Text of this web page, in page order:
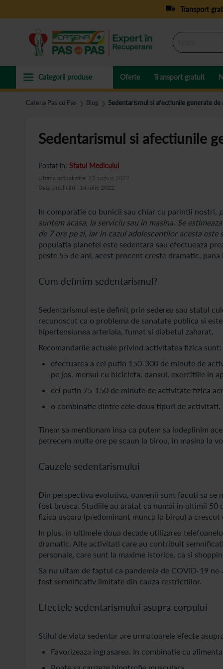
Transport
Oferte Transport gratuit
Catena Pas cu Pas ❯ Blog ❯ Sedentarismul si afectiunile generate de
Sedentarismul si afectiunile
Postat in: Sfatul Medicului
Data publicării: 14 iulie 2022
Ultima actualizare: 23 august 2022
In comparatie cu bunicii sau chiar cu parintii nostri,
suntem acasa, la serviciu sau in masina. Se
de 7 ore pe zi, iar in cazul adolescentilor acesta este
populatia planetei este sedentara sau efectueaza
peste 55 de ani, acest procent creste dramatic, pana
Cum definim sedentarismul?
Sedentarismul este definit prin sederea sau statul
recunoscut ca o problema de sanatate publica si
hipertensiunea arteriala, fumat si diabetul zaharat.
Recomandarile actuale privind activitatea fizica sunt:
efectuarea a cel putin 150-300 de minute de
pe jos, mersul cu bicicleta, dansul, exercitiile in
cel putin 75-150 de minute de activitate fizica
o combinatie dintre cele doua tipuri de activitati.
Tinem sa mentionam insa ca putem sa indeplinim
petrecem multe ore pe scaun la birou, in masina la
Cauzele sedentarismului
Din perspectiva evolutiva, oamenii sunt facuti sa se
fost brusca. Studiile au aratat ca numai in ultimii 50
fizica usoara (predominant munca la birou) a
In plus, in ultimele doua decade utilizarea
dramatic. Alte activitati care au contribuit
personale, care sunt la maxime istorice, ca si
Sa nu uitam de faptul ca pandemia de COVID-19
fost semnificativ limitate din cauza restrictiilor.
Efectele sedentarismului asupra corpului
Stilul de viata sedentar are urmatoarele efecte
Favorizeaza ingrasarea. In combinatie cu